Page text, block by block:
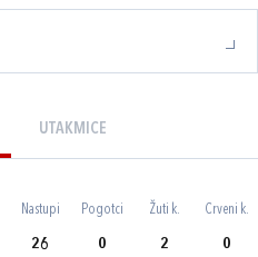
UTAKMICE
Nastupi Pogotci Žuti k. Crveni k.
26 0 2 0